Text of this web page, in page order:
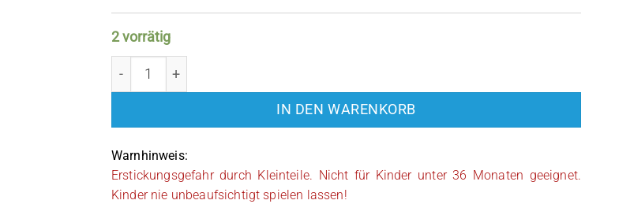
2 vorrätig
IN DEN WARENKORB
Warnhinweis:
Erstickungsgefahr durch Kleinteile. Nicht für Kinder unter 36 Monaten geeignet.
Kinder nie unbeaufsichtigt spielen lassen!